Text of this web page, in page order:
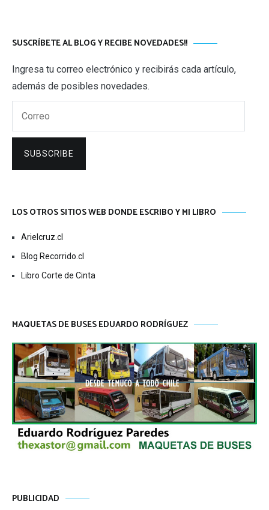
SUSCRÍBETE AL BLOG Y RECIBE NOVEDADES!!
Ingresa tu correo electrónico y recibirás cada artículo,
además de posibles novedades.
SUBSCRIBE
LOS OTROS SITIOS WEB DONDE ESCRIBO Y MI LIBRO
Arielcruz.cl
Blog Recorrido.cl
Libro Corte de Cinta
MAQUETAS DE BUSES EDUARDO RODRÍGUEZ
PUBLICIDAD